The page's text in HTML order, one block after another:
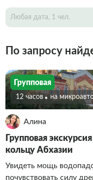
Любая дата, 1 чел.
По запросу
Групповая
12 часов На
Алина
Групповая
кольцу Абхазии
Увидеть мощь
почувствовать силу